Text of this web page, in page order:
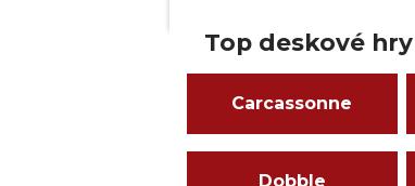
Top deskové hry
Carcassonne
Dobble